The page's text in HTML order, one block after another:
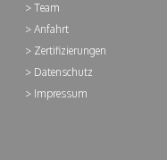
Team
Anfahrt
Zertifizierungen
Datenschutz
Impressum